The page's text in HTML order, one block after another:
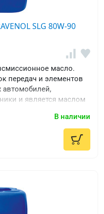
SLG 80W-90
масло.
передач и элементов
автомобилей,
и является маслом
В наличии